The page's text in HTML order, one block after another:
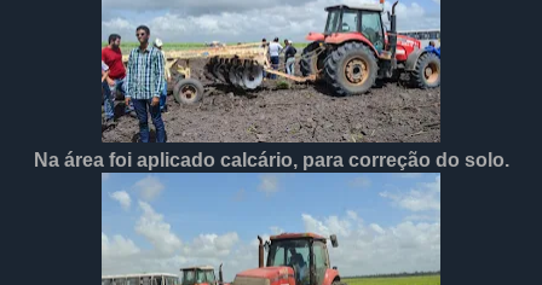
Na área foi aplicado calcário, para correção do solo.